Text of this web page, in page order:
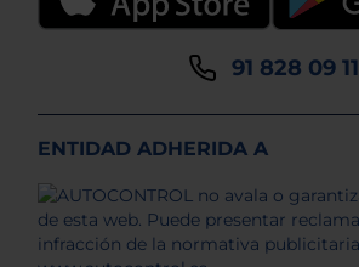
91 828 09 11
ENTIDAD ADHERIDA A